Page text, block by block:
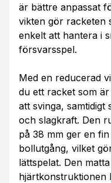
är bättre anpassat
vikten gör racketen
enkelt att hantera i
försvarsspel.
Med en reducerad
du ett racket som
att svinga, samtidigt
och slagkraft. Den
på 38 mm ger en
bollutgång, vilket
lättspelat. Den
hjärtkonstruktionen